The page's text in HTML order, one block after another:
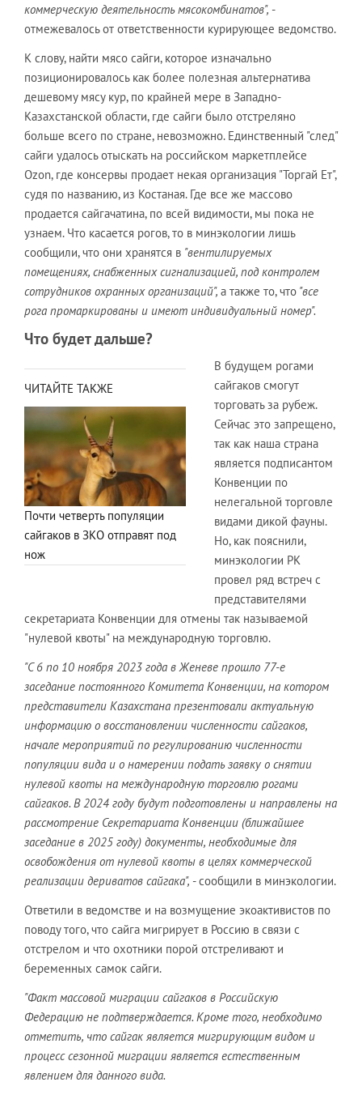
коммерческую деятельность мясокомбинатов", -
отмежевалось от ответственности курирующее ведомство.
К слову, найти мясо сайги, которое изначально
позиционировалось как более полезная альтернатива
дешевому мясу кур, по крайней мере в Западно-
Казахстанской области, где сайги было отстреляно
больше всего по стране, невозможно. Единственный "след"
сайги удалось отыскать на российском маркетплейсе
Ozon, где консервы продает некая организация "Торгай Ет",
судя по названию, из Костаная. Где все же массово
продается сайгачатина, по всей видимости, мы пока не
узнаем. Что касается рогов, то в минэкологии лишь
сообщили, что они хранятся в "вентилируемых
помещениях, снабженных сигнализацией, под контролем
сотрудников охранных организаций", а также то, что "все
рога промаркированы и имеют индивидуальный номер".
Что будет дальше?
ЧИТАЙТЕ ТАКЖЕ
Почти четверть популяции
сайгаков в ЗКО отправят под
нож
В будущем рогами
сайгаков смогут
торговать за рубеж.
Сейчас это запрещено,
так как наша страна
является подписантом
Конвенции по
нелегальной торговле
видами дикой фауны.
Но, как пояснили,
минэкологии РК
провел ряд встреч с
представителями
секретариата Конвенции для отмены так называемой
"нулевой квоты" на международную торговлю.
"С 6 по 10 ноября 2023 года в Женеве прошло 77-е
заседание постоянного Комитета Конвенции, на котором
представители Казахстана презентовали актуальную
информацию о восстановлении численности сайгаков,
начале мероприятий по регулированию численности
популяции вида и о намерении подать заявку о снятии
нулевой квоты на международную торговлю рогами
сайгаков. В 2024 году будут подготовлены и направлены на
рассмотрение Секретариата Конвенции (ближайшее
заседание в 2025 году) документы, необходимые для
освобождения от нулевой квоты в целях коммерческой
реализации дериватов сайгака", - сообщили в минэкологии.
Ответили в ведомстве и на возмущение экоактивистов по
поводу того, что сайга мигрирует в Россию в связи с
отстрелом и что охотники порой отстреливают и
беременных самок сайги.
"Факт массовой миграции сайгаков в Российскую
Федерацию не подтверждается. Кроме того, необходимо
отметить, что сайгак является мигрирующим видом и
процесс сезонной миграции является естественным
явлением для данного вида.